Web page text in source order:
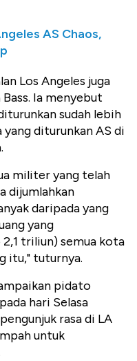
AS Chaos,
Los Angeles juga
Ia menyebut
sudah lebih
diturunkan AS di
militer yang telah
dijumlahkan
daripada yang
yang
2,1 triliun) semua kota
itu," tuturnya.
pidato
hari Selasa
rasa di LA
untuk